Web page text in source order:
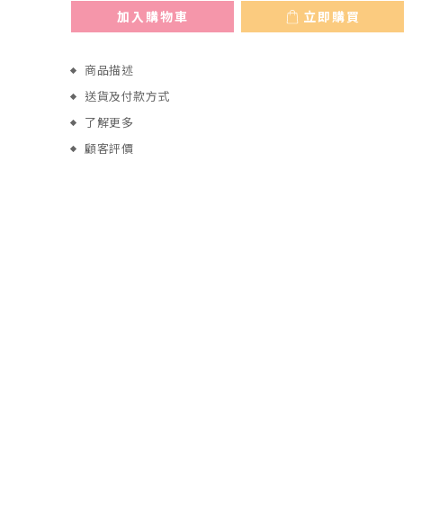
加入購物車 立即購買
商品描述
送貨及付款方式
了解更多
顧客評價